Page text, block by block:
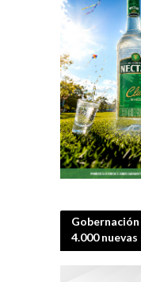
4.000